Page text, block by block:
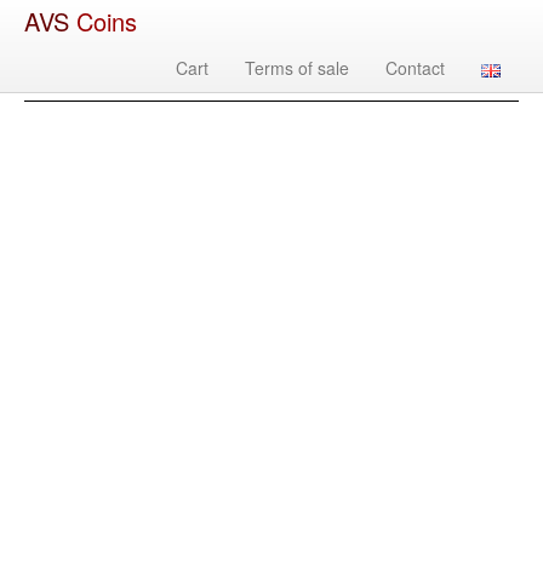
AVS Coins
Cart Terms of sale Contact
Country Denomination Year